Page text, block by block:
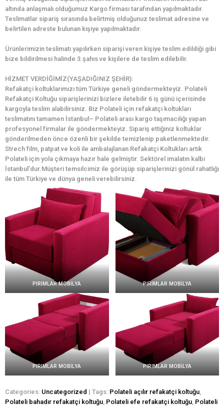
altında anlaşmalı olduğumuz Kargo firması tarafından yapılmaktadır.
Teslimatlar sipariş sırasında belirtmiş olduğunuz teslimat adresine ve
belirtilen adreste bulunan kişiye yapılmaktadır.
Ürünlerimizin teslimatı yapılırken siparişi veren kişiye teslim edildiği gibi
bize bildirilmesi halinde 3.şahıs ve kişilere de teslim edilebilir.
HİZMET VERDİĞİMİZ(YAŞADIĞINIZ ŞEHİR):
Refakatçi koltuklarımızı tüm Türkiye geneli göndermekteyiz. Polateli
Refakatçi Koltuğu siparişlerinizi bizlere iletebilir 6 iş günü içerisinde
kargoyla teslim alabilirsiniz. Biz Polateli için refakatçi koltukları
teslimatını tamamen İstanbul– Polateli arası kargo taşımacılığı yapan
profesyonel firmalar ile göndermekteyiz. Sipariş ettiğiniz koltuklar
gönderilmeden önce özenli bir şekilde temizlenip paketlenmektedir.
Strech film, patpat ve koli ile ambalajlanan Refakatçi Koltukları artık
Polateli için yola çıkmaya hazır hale gelmiştir. Sektörel imalatın kalbi
İstanbul’dur.Müşteri temsilcimiz ile görüşüp siparişlerinizi gönül rahatlığı
ile tüm Türkiye ve dünya geneli verebilirsiniz.
PIRIMLAR MOBİLYA PIRIMLAR MOBİLYA
PIRIMLAR MOBİLYA PIRIMLAR MOBİLYA
Categories: Uncategorized | Tags: Polateli açılır refakatçi koltuğu
Polateli bahadır refakatçi koltuğu Polateli efe refakatçi koltuğu Polateli